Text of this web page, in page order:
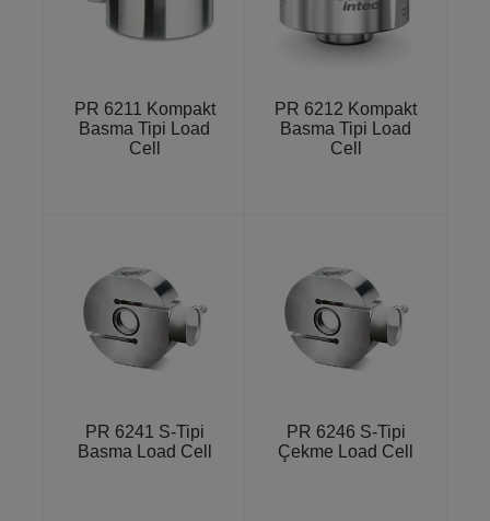
PR 6211 Kompakt
Basma Tipi Load
Cell
PR 6212 Kompakt
Basma Tipi Load
Cell
PR 6241 S-Tipi
Basma Load Cell
PR 6246 S-Tipi
Çekme Load Cell